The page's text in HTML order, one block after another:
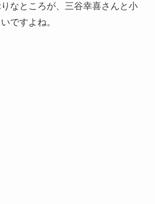
なところが、三谷幸喜さんと小
ですよね。